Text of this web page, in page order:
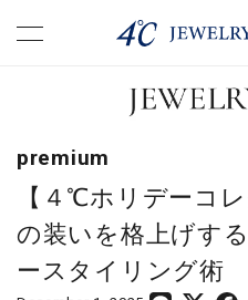
choose
wear
premium
【４℃ホリデーコ
の装いを格上げす
ースタイリング術